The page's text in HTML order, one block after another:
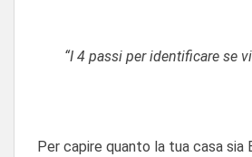
“I 4 passi per identificare se
Per capire quanto la tua casa sia